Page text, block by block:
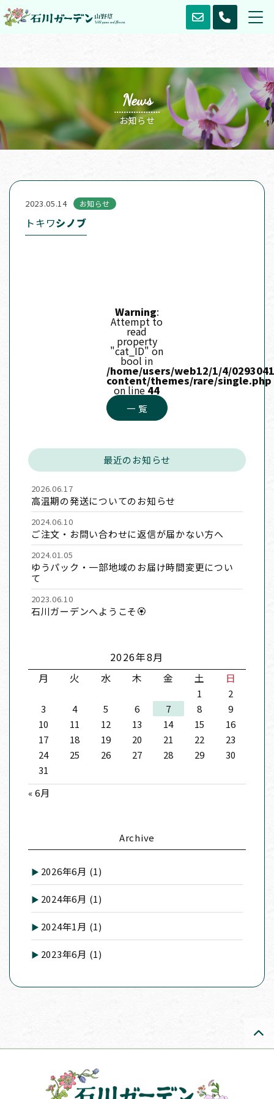
News
お知らせ
2023.05.14 お知らせ
トキワシノブ
Warning:
Attempt to
read
property
"cat_ID" on
bool in
/home/users/web12/1/4/
content/themes/rare/single.php
on line44
一 覧
最近のお知らせ
2026.06.17
高温期の発送についてのお知らせ
2024.06.10
ご注文・お問い合わせに返信が届かない方へ
2024.01.05
ゆうパック・一部地域のお届け時間変更につい
て
2023.06.10
石川ガーデンへようこそ🏵
2026年8月
月
火 水 木 金 土 日
1
2
3
4 5 6 7 8
9
10
11 12 13 14 15
16
17
18 19 20 21 22
23
24
25 26 27 28 29
30
31
« 6月
Archive
2026年6月 (1)
2024年6月 (1)
2024年1月 (1)
2023年6月 (1)